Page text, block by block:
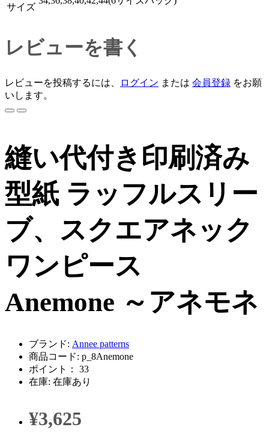
サイズ
レビューを書く
レビューを投稿するには、 ログイン または 会員登録 をお願
いします。
縫い代付き印刷済み
型紙 ラッフルスリー
ブ、スクエアネック
ワンピース
Anemone ～アネモネ
ブランド: Annee patterns
商品コード: p_8Anemone
ポイント： 33
在庫: 在庫あり
¥3,625